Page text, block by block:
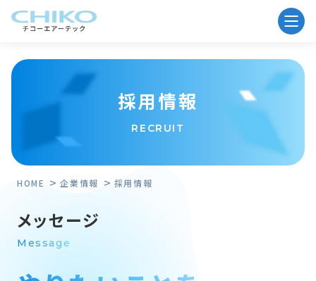
採用情報
RECRUIT
HOME 企業情報 採用情報
メッセージ
Message